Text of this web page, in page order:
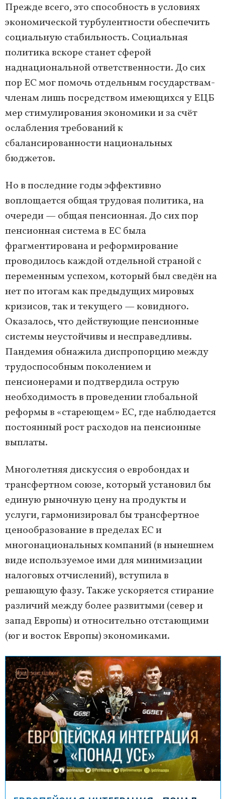
Прежде всего, это способность в условиях
экономической турбулентности обеспечить
социальную стабильность. Социальная
политика вскоре станет сферой
наднациональной ответственности. До сих
пор ЕС мог помочь отдельным государствам-
членам лишь посредством имеющихся у ЕЦБ
мер стимулирования экономики и за счёт
ослабления требований к
сбалансированности национальных
бюджетов.
Но в последние годы эффективно
воплощается общая трудовая политика, на
очереди — общая пенсионная. До сих пор
пенсионная система в ЕС была
фрагментирована и реформирование
проводилось каждой отдельной страной с
переменным успехом, который был сведён на
нет по итогам как предыдущих мировых
кризисов, так и текущего — ковидного.
Оказалось, что действующие пенсионные
системы неустойчивы и несправедливы.
Пандемия обнажила диспропорцию между
трудоспособным поколением и
пенсионерами и подтвердила острую
необходимость в проведении глобальной
реформы в «стареющем» ЕС, где наблюдается
постоянный рост расходов на пенсионные
выплаты.
Многолетняя дискуссия о евробондах и
трансфертном союзе, который установил бы
единую рыночную цену на продукты и
услуги, гармонизировал бы трансфертное
ценообразование в пределах ЕС и
многонациональных компаний (в нынешнем
виде используемое ими для минимизации
налоговых отчислений), вступила в
решающую фазу. Также ускоряется стирание
различий между более развитыми (север и
запад Европы) и относительно отстающими
(юг и восток Европы) экономиками.